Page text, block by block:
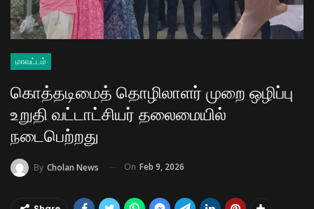
மாவட்டம்
கொத்தடிமைத் தொழிலாளர் முறை ஒழிப்பு
உறுதி வட்டாட்சியர் தலைமையில்
நடைபெற்றது
By Cholan News On Feb 9, 2026